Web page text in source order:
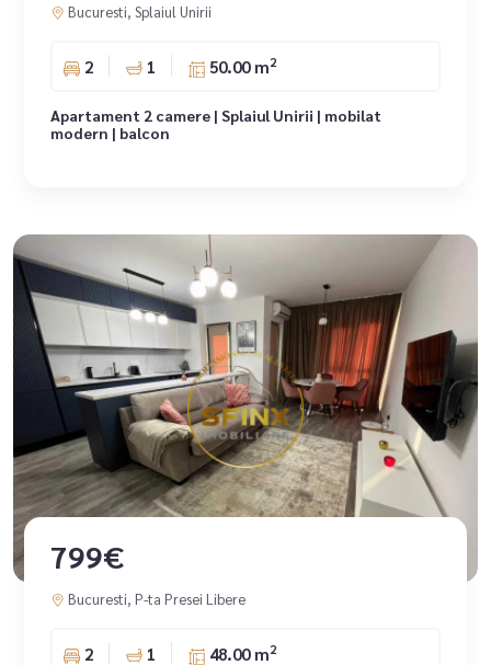
Bucuresti, Splaiul Unirii
2 1 50.00 m2
Apartament 2 camere | Splaiul Unirii | mobilat
modern | balcon
799€
Bucuresti, P-ta Presei Libere
2 1 48.00 m2